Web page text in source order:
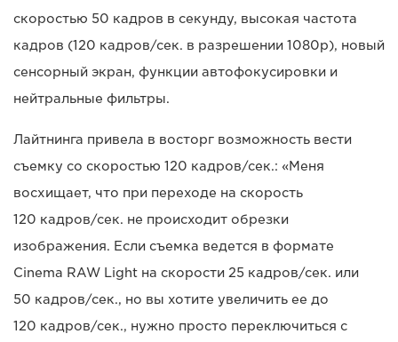
скоростью 50 кадров в секунду, высокая частота
кадров (120 кадров/сек. в разрешении 1080p), новый
сенсорный экран, функции автофокусировки и
нейтральные фильтры.
Лайтнинга привела в восторг возможность вести
съемку со скоростью 120 кадров/сек.: «Меня
восхищает, что при переходе на скорость
120 кадров/сек. не происходит обрезки
изображения. Если съемка ведется в формате
Cinema RAW Light на скорости 25 кадров/сек. или
50 кадров/сек., но вы хотите увеличить ее до
120 кадров/сек., нужно просто переключиться с